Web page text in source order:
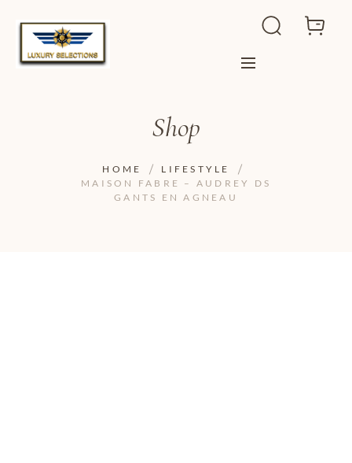
Shop
HOME
LIFESTYLE
MAISON FABRE – AUDREY DS
GANTS EN AGNEAU